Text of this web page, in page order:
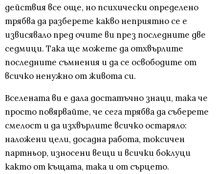
действия все още, но психически определено
трябва да разберете какво неприятно се е
извисявало пред очите ви през последните две
седмици. Така ще можете да отхвърлите
последните съмнения и да се освободите от
всичко ненужно от живота си.
Вселената ви е дала достатъчно знаци, така че
просто повярвайте, че сега трябва да съберете
смелост и да изхвърлите всичко остаряло:
наложени цели, досадна работа, токсичен
партньор, износени вещи и всички боклуци
както от къщата, така и от сърцето.